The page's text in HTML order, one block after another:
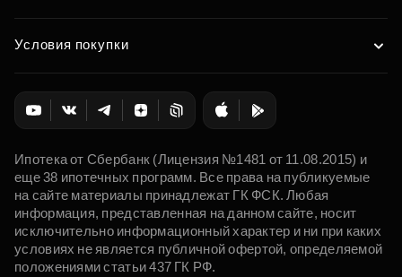
Условия покупки
Ипотека от Сбербанк (Лицензия №1481 от 11.08.2015) и
еще 38 ипотечных программ. Все права на публикуемые
на сайте материалы принадлежат ГК ФСК. Любая
информация, представленная на данном сайте, носит
исключительно информационный характер и ни при каких
условиях не является публичной офертой, определяемой
положениями статьи 437 ГК РФ.